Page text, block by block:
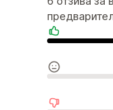
Положителни
Неутрални